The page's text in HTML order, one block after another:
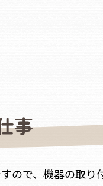
事
ので、機器の取り